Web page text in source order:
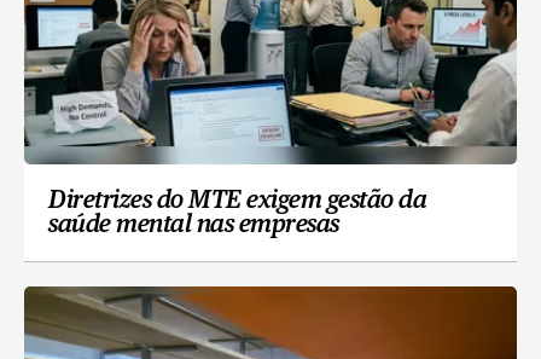
Diretrizes do MTE exigem gestão da
saúde mental nas empresas